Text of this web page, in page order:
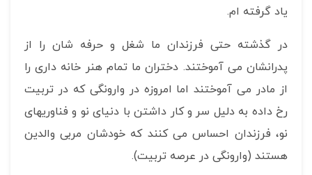
یاد گرفته ام.
در گذشته حتی فرزندان ما شغل و حرفه شان را از
پدرانشان می آموختند. دختران ما تمام هنر خانه داری را
از مادر می آموختند اما امروزه در وارونگی که در تربیت
رخ داده به دلیل سر و کار داشتن با دنیای نو و فناوریهای
نو، فرزندان احساس می کنند که خودشان مربی والدین
هستند (وارونگی در عرصه تربیت).